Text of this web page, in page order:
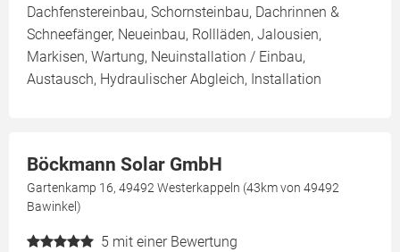
Dachfenstereinbau, Schornsteinbau, Dachrinnen &
Schneefänger, Neueinbau, Rollläden, Jalousien,
Markisen, Wartung, Neuinstallation / Einbau,
Austausch, Hydraulischer Abgleich, Installation
Böckmann Solar GmbH
Gartenkamp 16, 49492 Westerkappeln (43km von 49492
Bawinkel)
5 mit einer Bewertung